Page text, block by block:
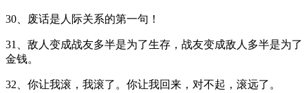
30、废话是人际关系的第一句！
31、敌人变成战友多半是为了生存，战友变成敌人多半是为了
金钱。
32、你让我滚，我滚了。你让我回来，对不起，滚远了。